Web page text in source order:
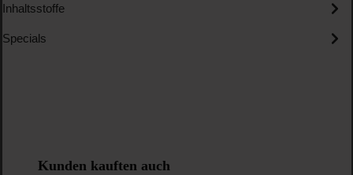
Inhaltsstoffe
Specials
Produktgalerie überspringen
Kunden kauften auch